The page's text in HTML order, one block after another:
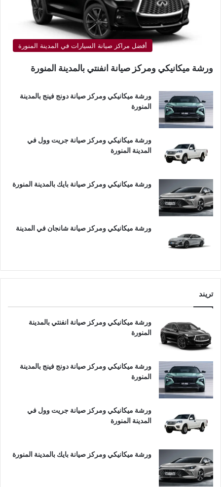
أفضل مراكز صيانة السيارات في المدينة المنورة
ورشة ميكانيكي ومركز صيانة انفنتي بالمدينة المنورة
ورشة ميكانيكي ومركز صيانة دونج فينج بالمدينة
المنورة
ورشة ميكانيكي ومركز صيانة جريت وول في
المدينة المنورة
ورشة ميكانيكي ومركز صيانة بايك بالمدينة المنورة
ورشة ميكانيكي ومركز صيانة شانجان في المدينة
تريند
ورشة ميكانيكي ومركز صيانة انفنتي بالمدينة
المنورة
ورشة ميكانيكي ومركز صيانة دونج فينج بالمدينة
المنورة
ورشة ميكانيكي ومركز صيانة جريت وول في
المدينة المنورة
ورشة ميكانيكي ومركز صيانة بايك بالمدينة المنورة